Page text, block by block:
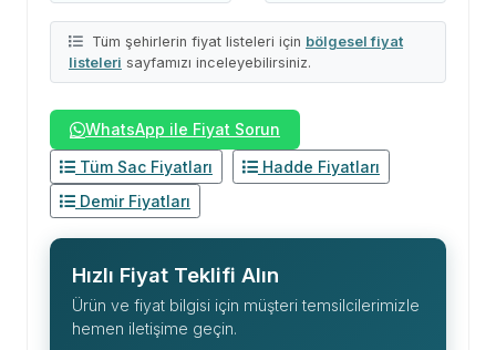
Tüm şehirlerin fiyat listeleri için bölgesel fiyat
listeleri sayfamızı inceleyebilirsiniz.
WhatsApp ile Fiyat Sorun
Tüm Sac Fiyatları
Hadde Fiyatları
Demir Fiyatları
Hızlı Fiyat Teklifi Alın
Ürün ve fiyat bilgisi için müşteri temsilcilerimizle
hemen iletişime geçin.